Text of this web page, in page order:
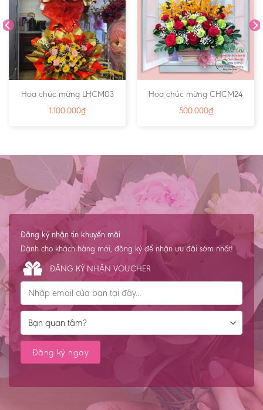
Hoa chúc mừng LHCM03
1.100.000₫
Hoa chúc mừng CHCM24
500.000₫
Đăng ký nhận tin khuyến mãi
Dành cho khách hàng mới, đăng ký để nhận ưu đãi sớm nhất!
ĐĂNG KÝ NHẬN VOUCHER